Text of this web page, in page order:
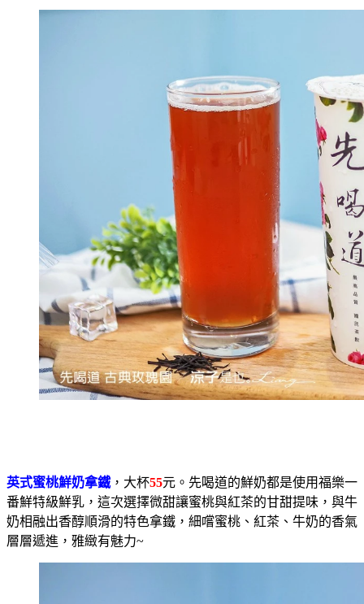
英式蜜桃鮮奶拿鐵，大杯55元。先喝道的鮮奶都是使用福樂一
番鮮特級鮮乳，這次選擇微甜讓蜜桃與紅茶的甘甜提味，與牛
奶相融出香醇順滑的特色拿鐵，細嚐蜜桃、紅茶、牛奶的香氣
層層遞進，雅緻有魅力~